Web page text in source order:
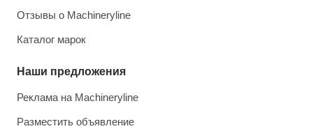
Отзывы о Machineryline
Каталог марок
Наши предложения
Реклама на Machineryline
Разместить объявление